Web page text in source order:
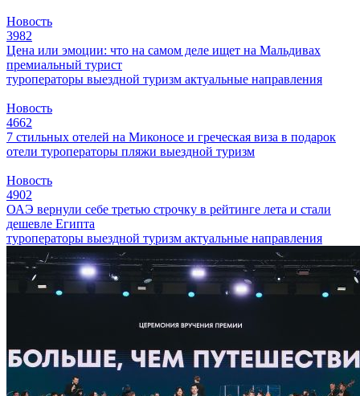
Новость
3982
Цена или эмоции: что на самом деле ищет на Мальдивах
премиальный турист
туроператоры выездной туризм актуальные направления
Новость
4662
7 стильных отелей на Миконосе и греческая виза в подарок
отели туроператоры пляжи выездной туризм
Новость
4902
ОАЭ вернули себе третью строчку в рейтинге лета и стали
дешевле Египта
туроператоры выездной туризм актуальные направления